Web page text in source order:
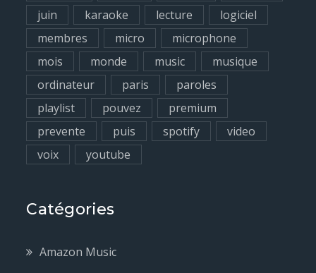
juin
karaoke lecture
logiciel
membres
micro
microphone
mois
monde music
musique
ordinateur
paris
paroles
playlist
pouvez
premium
prevente
puis spotify
video
voix
youtube
Catégories
Amazon Music